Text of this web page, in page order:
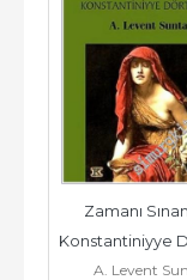
Zamanı
Konstantiniyye
1 -
A. Levent